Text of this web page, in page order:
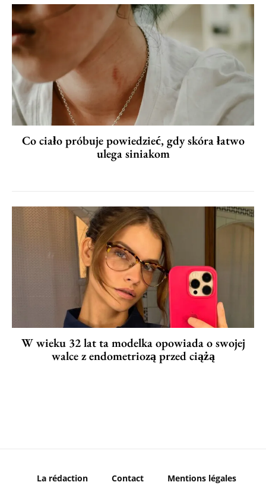
Co ciało próbuje powiedzieć, gdy skóra łatwo
ulega siniakom
W wieku 32 lat ta modelka opowiada o swojej
walce z endometriozą przed ciążą
La rédaction Contact Mentions légales